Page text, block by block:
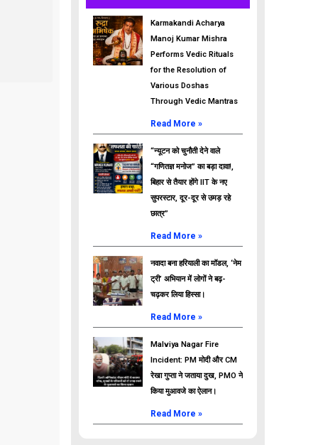
Karmakandi Acharya
Manoj Kumar Mishra
Performs Vedic Rituals
for the Resolution of
Various Doshas
Through Vedic Mantras
Read More »
“न्यूटन को चुनौती देने वाले
“गणितज्ञ मनोज” का बड़ा दावा!,
बिहार से तैयार होंगे IIT के नए
सुपरस्टार, दूर-दूर से उमड़ रहे
छात्र”
Read More »
नवादा बना हरियाली का मॉडल, ‘नेम
ट्री’ अभियान में लोगों ने बढ़-
चढ़कर लिया हिस्सा।
Read More »
Malviya Nagar Fire
Incident: PM मोदी और CM
रेखा गुप्ता ने जताया दुख, PMO ने
किया मुआवजे का ऐलान।
Read More »